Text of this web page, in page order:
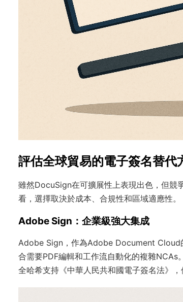
評估全球貿易的電子簽名替代
雖然DocuSign在可擴展性上表現出色，但競
看，選擇取決於成本、合規性和區域適應性。
Adobe Sign：企業級強大集成
Adobe Sign，作為Adobe Document
合需要PDF編輯和工作流自動化的複雜
全哈希支持《中華人民共和國電子簽名法》